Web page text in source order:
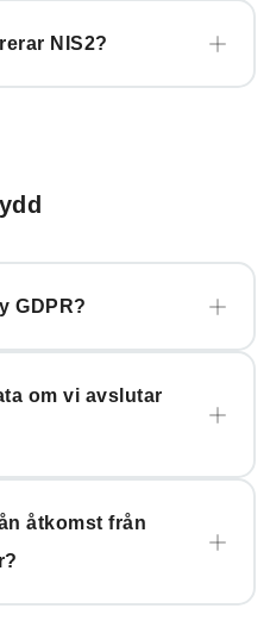
NIS2?
GDPR?
om vi avslutar
åtkomst från